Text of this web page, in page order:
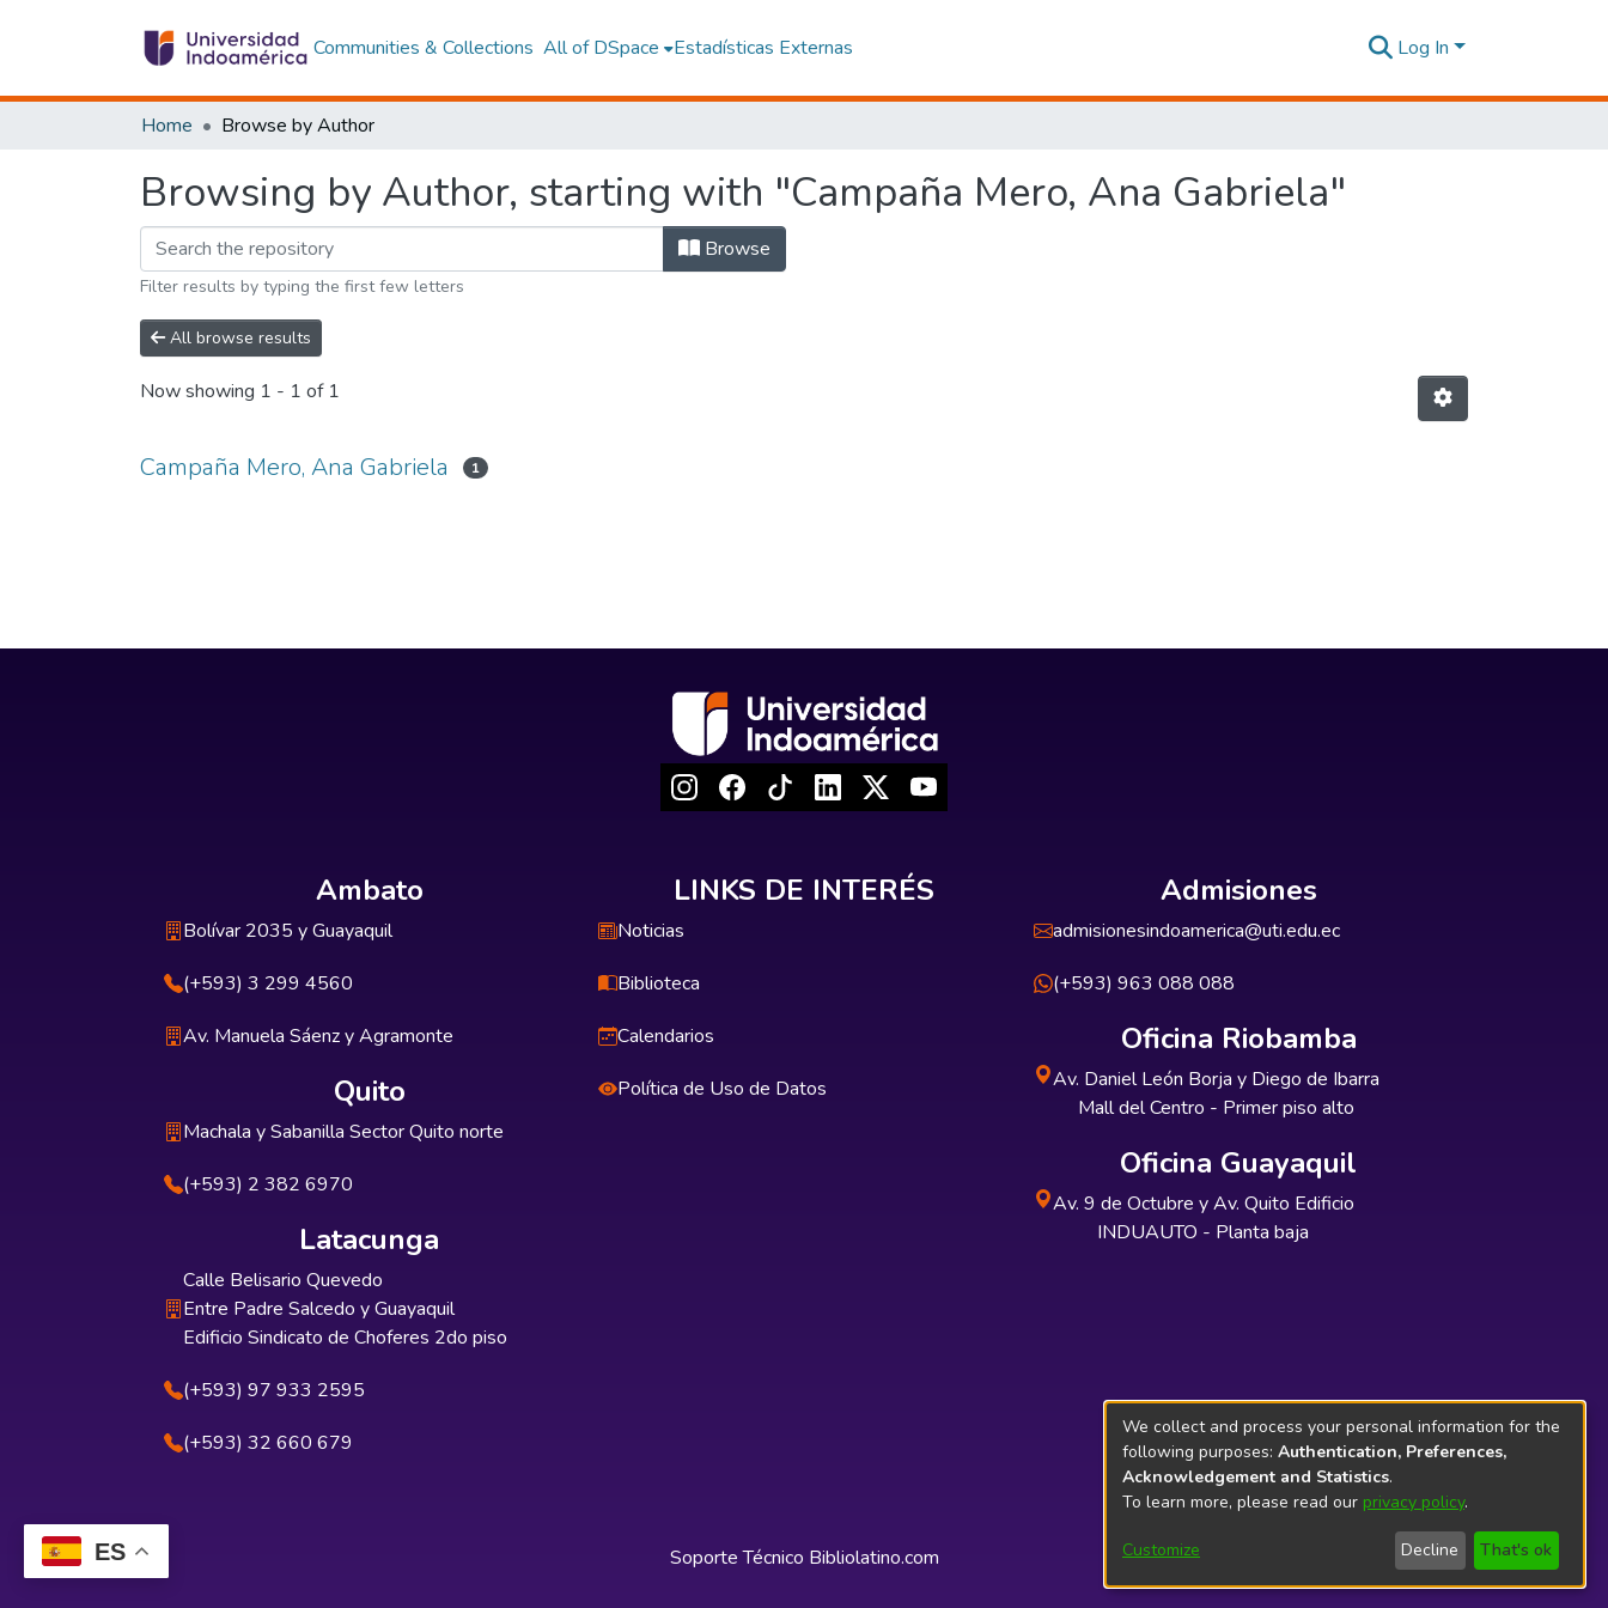
ES
Communities & Collections All of DSpace Estadísticas Externas Log In
Home Browse by Author
Browsing by Author, starting with "Campaña Mero, Ana Gabriela"
Browse
Filter results by typing the first few letters
All browse results
Now showing 1 - 1 of 1
Campaña Mero, Ana Gabriela 1
Ambato
Bolívar 2035 y Guayaquil
(+593) 3 299 4560
Av. Manuela Sáenz y Agramonte
Quito
Machala y Sabanilla Sector Quito norte
(+593) 2 382 6970
Latacunga
Calle Belisario Quevedo
Entre Padre Salcedo y Guayaquil
Edificio Sindicato de Choferes 2do piso
(+593) 97 933 2595
(+593) 32 660 679
LINKS DE INTERÉS
Noticias
Biblioteca
Calendarios
Política de Uso de Datos
Admisiones
admisionesindoamerica@uti.edu.ec
(+593) 963 088 088
Oficina Riobamba
Av. Daniel León Borja y Diego de Ibarra
Mall del Centro - Primer piso alto
Oficina Guayaquil
Av. 9 de Octubre y Av. Quito Edificio
INDUAUTO - Planta baja
Soporte Técnico Bibliolatino.com
We collect and process your personal information for the
following purposes: Authentication, Preferences,
Acknowledgement and Statistics.
To learn more, please read our privacy policy.
Customize Decline That's ok